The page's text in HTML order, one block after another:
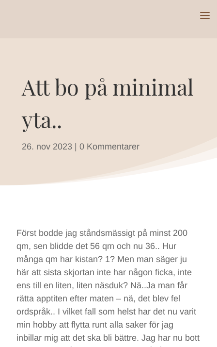
Att bo på minimal
yta..
26. nov 2023| 0 Kommentarer
Först bodde jag ståndsmässigt på minst 200
qm, sen blidde det 56 qm och nu 36.. Hur
många qm har kistan? 1? Men man säger ju
här att sista skjortan inte har någon ficka, inte
ens till en liten, liten näsduk? Nä..Ja man får
rätta apptiten efter maten – nä, det blev fel
ordspråk.. I vilket fall som helst har det nu varit
min hobby att flytta runt alla saker för jag
inbillar mig att det ska bli bättre. Jag har nu bott